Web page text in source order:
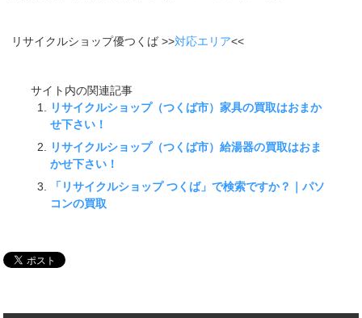
リサイクルショップ優つくば >>対応エリア<<
サイト内の関連記事
リサイクルショップ（つくば市）家具の買取はおまか
せ下さい！
リサイクルショップ（つくば市）給湯器の買取はおま
かせ下さい！
「リサイクルショップ つくば」で検索ですか？｜パソ
コンの買取